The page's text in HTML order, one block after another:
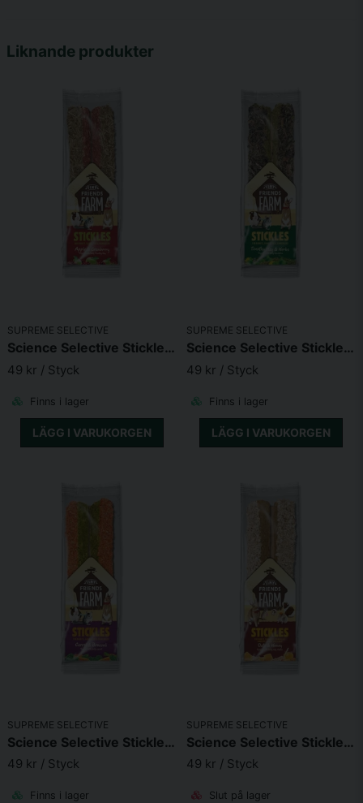
Ja, ni får publicera min fråga
Skicka fråga
Liknande produkter
SUPREME SELECTIVE
Science Selective Stickles Apple & Cranberry 100g
49 kr / Styck
Finns i lager
LÄGG I VARUKORGEN
SUPREME SELECTIVE
Science Selective Stickles Hay & Herbs 100g
49 kr / Styck
Finns i lager
LÄGG I VARUKORGEN
SUPREME SELECTIVE
Science Selective Stickles Carrot & Broccoli 100g
49 kr / Styck
Finns i lager
SUPREME SELECTIVE
Science Selective Stickles Oats & Honey 100g
49 kr / Styck
Slut på lager